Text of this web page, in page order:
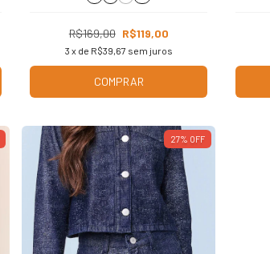
R$169,00 R$119,00
3 x de R$39,67 sem juros
COMPRAR
27% OFF